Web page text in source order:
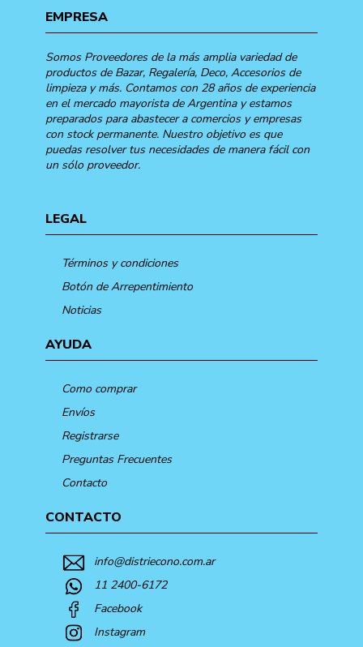
EMPRESA
Somos Proveedores de la más amplia variedad de
productos de Bazar, Regalería, Deco, Accesorios de
limpieza y más. Contamos con 28 años de experiencia
en el mercado mayorista de Argentina y estamos
preparados para abastecer a comercios y empresas
con stock permanente. Nuestro objetivo es que
puedas resolver tus necesidades de manera fácil con
un sólo proveedor.
LEGAL
Términos y condiciones
Botón de Arrepentimiento
Noticias
AYUDA
Como comprar
Envíos
Registrarse
Preguntas Frecuentes
Contacto
CONTACTO
info@distriecono.com.ar
11 2400-6172
Facebook
Instagram